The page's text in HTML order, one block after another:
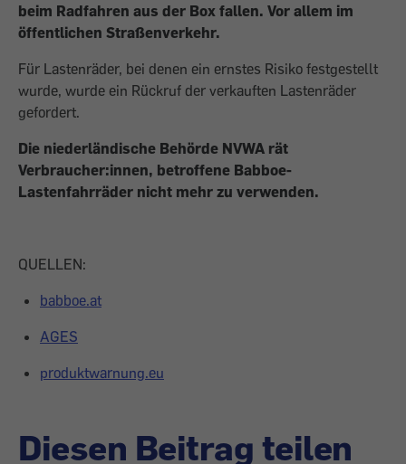
beim Radfahren aus der Box fallen. Vor allem im
öffentlichen Straßenverkehr.
Für Lastenräder, bei denen ein ernstes Risiko festgestellt
wurde, wurde ein Rückruf der verkauften Lastenräder
gefordert.
Die niederländische Behörde NVWA rät
Verbraucher:innen, betroffene Babboe-
Lastenfahrräder nicht mehr zu verwenden.
QUELLEN:
babboe.at
AGES
produktwarnung.eu
Diesen Beitrag teilen